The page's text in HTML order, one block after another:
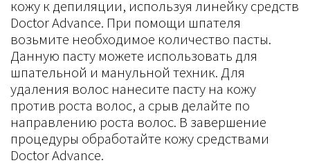
кожу к депиляции, используя линейку средств
Doctor Advance. При помощи шпателя
возьмите необходимое количество пасты.
Данную пасту можете использовать для
шпательной и манульной техник. Для
удаления волос нанесите пасту на кожу
против роста волос, а срыв делайте по
направлению роста волос. В завершение
процедуры обработайте кожу средствами
Doctor Advance.